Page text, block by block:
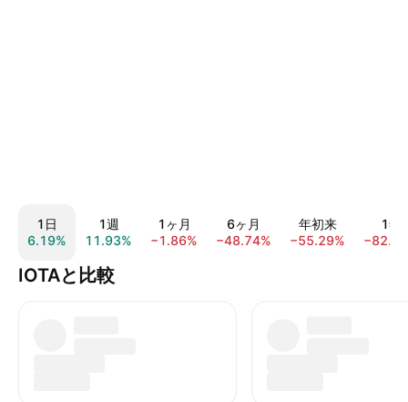
1日
6.19%
1週
11.93%
1ヶ月
−1.86%
6ヶ月
−48.74%
年初来
−55.29%
1年
IOTAと比較